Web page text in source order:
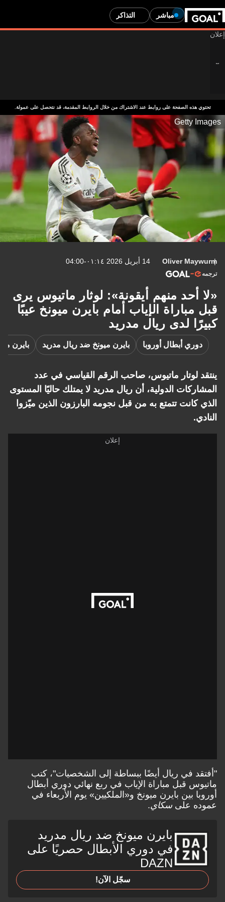
مباشر التذاكر
تحتوي هذه الصفحة على روابط عند الاشتراك من خلال الروابط المقدمة، قد نتحصل على عمولة.
Getty Images
Oliver Maywurm 14 أبريل 2026 ٠١:١٤-04:00
ترجمه
«لا أحد منهم أيقونة»: لوثار ماتيوس يرى
قبل مباراة الإياب أمام بايرن ميونخ عيبًا
كبيرًا لدى ريال مدريد
دوري أبطال أوروبا بايرن ميونخ ضد ريال مدريد بايرن
ينتقد لوتار ماتيوس، صاحب الرقم القياسي في عدد
المشاركات الدولية، أن ريال مدريد لا يمتلك حاليًا المستوى
الذي كانت تتمتع به من قبل نجومه البارزون الذين ميّزوا
النادي.
"أفتقد في ريال أيضًا ببساطة إلى الشخصيات"، كتب
ماتيوس قبل مباراة الإياب في ربع نهائي دوري أبطال
أوروبا بين بايرن ميونخ و«الملكيين» يوم الأربعاء في
عموده على سكاي.
بايرن ميونخ ضد ريال مدريد
في دوري الأبطال حصريًا على
DAZN
سجّل الآن!